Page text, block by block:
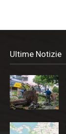
Ultime Notizie